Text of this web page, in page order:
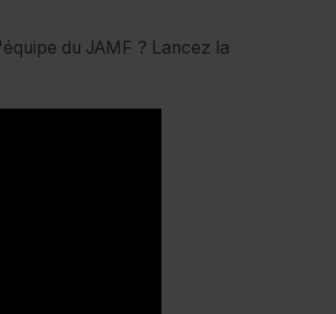
du JAMF ? Lancez la